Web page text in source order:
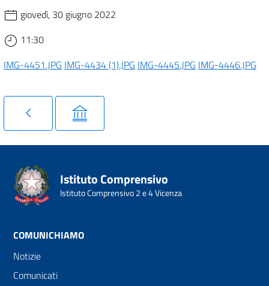
giovedì, 30 giugno 2022
11:30
IMG-4451.JPG IMG-4434 (1).JPG IMG-4445.JPG IMG-4446.JPG
Istituto Comprensivo
Istituto Comprensivo 2 e 4 Vicenza
COMUNICHIAMO
Notizie
Comunicati